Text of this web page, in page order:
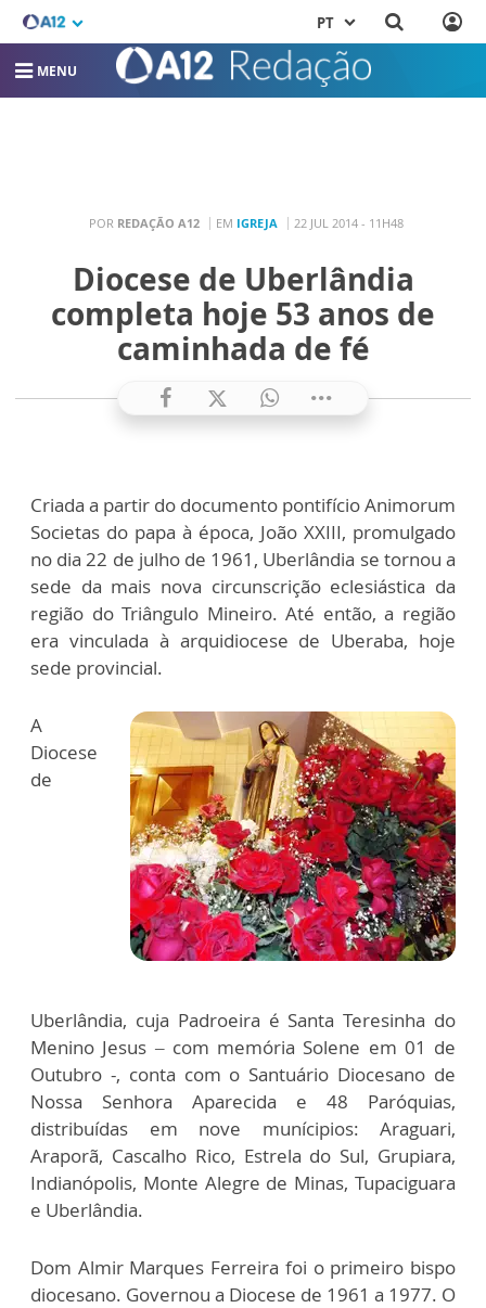
PT
MENU
POR REDAÇÃO A12 EM IGREJA 22 JUL 2014 - 11H48
Diocese de Uberlândia
completa hoje 53 anos de
caminhada de fé
Criada a partir do documento pontifício Animorum
Societas do papa à época, João XXIII, promulgado
no dia 22 de julho de 1961, Uberlândia se tornou a
sede da mais nova circunscrição eclesiástica da
região do Triângulo Mineiro. Até então, a região
era vinculada à arquidiocese de Uberaba, hoje
sede provincial.
A
Diocese
de
Uberlândia, cuja Padroeira é Santa Teresinha do
Menino Jesus – com memória Solene em 01 de
Outubro -, conta com o Santuário Diocesano de
Nossa Senhora Aparecida e 48 Paróquias,
distribuídas em nove munícipios: Araguari,
Araporã, Cascalho Rico, Estrela do Sul, Grupiara,
Indianópolis, Monte Alegre de Minas, Tupaciguara
e Uberlândia.
Dom Almir Marques Ferreira foi o primeiro bispo
diocesano. Governou a Diocese de 1961 a 1977. O